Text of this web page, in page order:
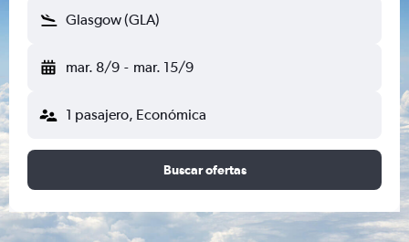
Glasgow (GLA)
mar. 8/9 - mar. 15/9
1 pasajero, Económica
Buscar ofertas